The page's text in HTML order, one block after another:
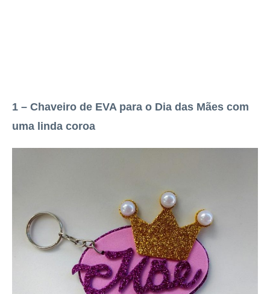
1 – Chaveiro de EVA para o Dia das Mães com
uma linda coroa